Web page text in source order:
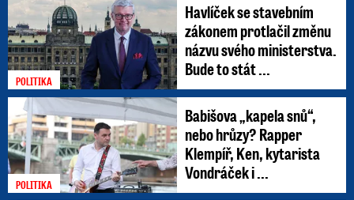
POLITIKA
Havlíček se stavebním
zákonem protlačil změnu
názvu svého ministerstva.
Bude to stát ...
POLITIKA
Babišova „kapela snů“,
nebo hrůzy? Rapper
Klempíř, Ken, kytarista
Vondráček i ...